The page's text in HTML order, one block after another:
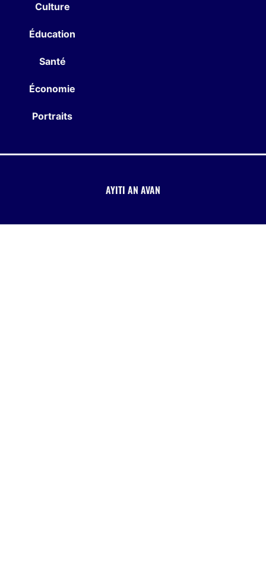
Culture
Éducation
Santé
Économie
Portraits
AYITI AN AVAN